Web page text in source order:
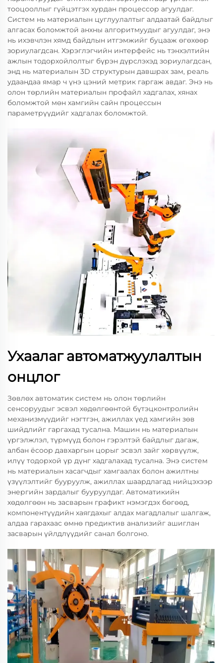
тооцооллыг гүйцэтгэх хурдан процессор агуулдаг.
Систем нь материалын цуглуулалтыг алдаатай байдлыг
алгасах боломжтой анхны алгоритмуудыг агуулдаг, энэ
нь ихэвчлэн хямд байдлын итгэмжийг буцааж өгөхөөр
зориулагдсан. Хэрэглэгчийн интерфейс нь тэнхэлтийн
ажлын тодорхойлолтыг бүрэн дүрслэхэд зориулагдсан,
энд нь материалын 3D структурын давшрах зам, реаль
удаандаа ямар ч үнэ цэний метрик гаргаж авдаг. Энэ нь
олон төрлийн материалын профайл хадгалах, хянах
боломжтой мөн хамгийн сайн процессын
параметрүүдийг хадгалах боломжтой.
Ухаалаг автоматжуулалтын
онцлог
Зөвлөх автоматик систем нь олон төрлийн
сенсоруудыг эсвэл хөдөлгөөнтой бүтэцконтролийн
механизмүүдийг нэгтгэн, ажиллах үед хамгийн зөв
шийдлийг гаргахад тусална. Машин нь материалын
үргэлжлэл, түрмүүд болон гэрэлтэй байдлыг дагаж,
албан ёсоор давхаргын цорыг эсвэл зайг хөрвүүлж,
илүү тодорхой үр дүнг хадгалахад тусална. Энэ систем
нь материалын хасагчдыг хамгаалах болон ажилтны
үзүүлэлтийг бууруулж, ажиллах шаардлагад нийцэхээр
энергийн зардалыг бууруулдаг. Автоматикийн
хөдөлгөөн нь засварын графикт нэмэгдэх бөгөөд,
компонентүүдийн хаягдахыг алдах магадлалыг шалгаж,
алдаа гарахаас өмнө предиктив анализийг ашиглан
засварын үйлдлүүдийг санал болгоно.